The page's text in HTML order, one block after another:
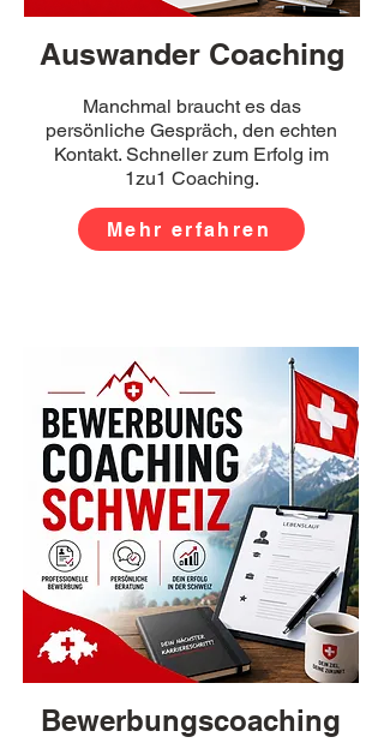
Manchmal braucht es das
persönliche Gespräch, den echten
Kontakt. Schneller zum Erfolg im
1zu1 Coaching.
Auswander Coaching
Mehr erfahren
Bewerbungscoaching